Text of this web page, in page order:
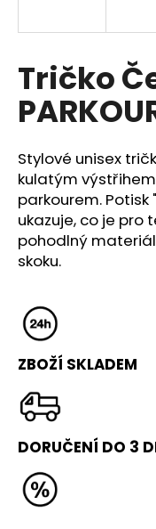
Tričko
Stylové unisex
kulatým
parkourem. Potisk
ukazuje, co je pro
pohodlný
skoku.
ZBOŽÍ SKLADEM
DORUČENÍ DO 3
í
t
?
o
p
o
r
č
u
j
e
m
e